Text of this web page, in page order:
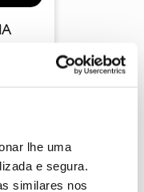
lhe uma
e segura.
similares nos